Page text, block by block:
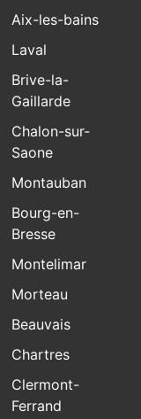
Aix-les-bains
Laval
Brive-la-
Gaillarde
Chalon-sur-
Saone
Montauban
Bourg-en-
Bresse
Montelimar
Morteau
Beauvais
Chartres
Clermont-
Ferrand